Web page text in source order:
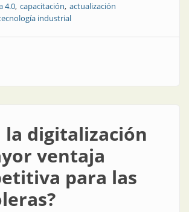
4.0 capacitación actualización
industrial
Capacitación para la actualización tecnológica
la digitalización
ventaja
para las